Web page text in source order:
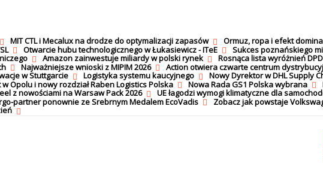
MIT CTL i Mecalux na drodze do optymalizacji zapasów Ormuz, ropa i efekt domina
Otwarcie hubu technologicznego w Łukasiewicz - ITeE Sukces poznańskiego
Amazon zainwestuje miliardy w polski rynek Rosnąca lista wyróżnień
Najważniejsze wnioski z MIPIM 2026 Action otwiera czwarte centrum
w Stuttgarcie Logistyka systemu kaucyjnego Nowy Dyrektor w DHL Supply
w Opolu i nowy rozdział Raben Logistics Polska Nowa Rada GS1 Polska wybrana
z nowościami na Warsaw Pack 2026 UE łagodzi wymogi klimatyczne dla
partner ponownie ze Srebrnym Medalem EcoVadis Zobacz jak powstaje